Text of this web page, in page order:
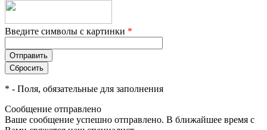
Введите символы с картинки *
* - Поля, обязательные для заполнения
Сообщение отправлено
Ваше сообщение успешно отправлено. В ближайшее время с